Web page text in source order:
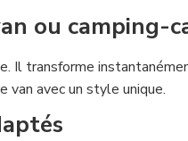
ou camping-
Il transforme
avec un style unique.